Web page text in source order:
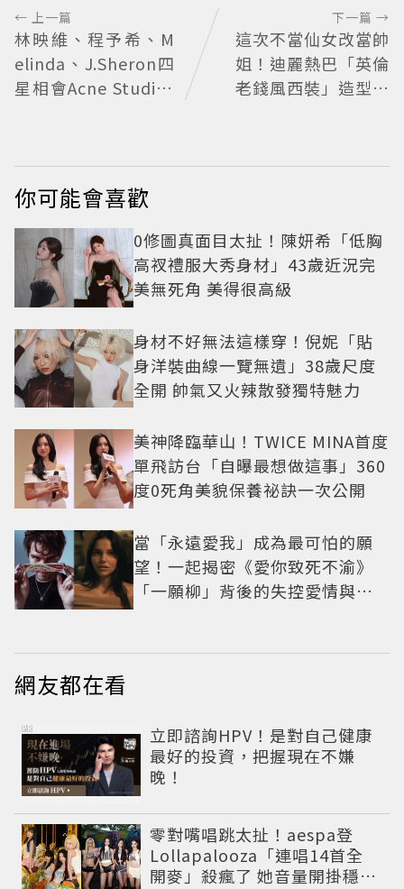
← 上一篇
林映維、程予希、M
elinda、J.Sheron四
星相會Acne Studios
下一篇 →
這次不當仙女改當帥
姐！迪麗熱巴「英倫
老錢風西裝」造型帥
你可能會喜歡
0修圖真面目太扯！陳妍希「低胸
高衩禮服大秀身材」43歲近況完
美無死角 美得很高級
身材不好無法這樣穿！倪妮「貼
身洋裝曲線一覽無遺」38歲尺度
全開 帥氣又火辣散發獨特魅力
美神降臨華山！TWICE MINA首度
單飛訪台「自曝最想做這事」360
度0死角美貌保養祕訣一次公開
當「永遠愛我」成為最可怕的願
望！一起揭密《愛你致死不渝》
「一願柳」背後的失控愛情與爆
網友都在看
立即諮詢HPV！是對自己健康
最好的投資，把握現在不嫌
晚！
PR
零對嘴唱跳太扯！aespa登
Lollapalooza「連唱14首全
開麥」殺瘋了 她音量開掛穩到